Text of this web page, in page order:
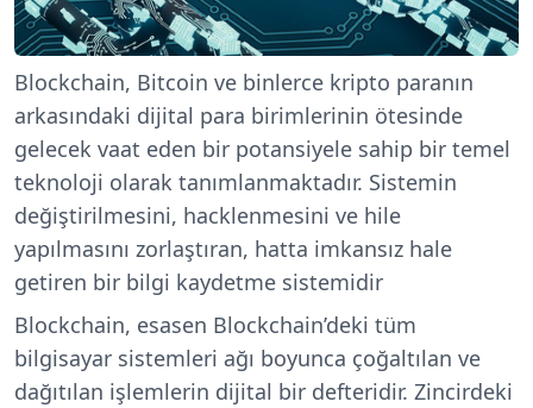
Blockchain, Bitcoin ve binlerce kripto paranın
arkasındaki dijital para birimlerinin ötesinde
gelecek vaat eden bir potansiyele sahip bir temel
teknoloji olarak tanımlanmaktadır. Sistemin
değiştirilmesini, hacklenmesini ve hile
yapılmasını zorlaştıran, hatta imkansız hale
getiren bir bilgi kaydetme sistemidir
Blockchain, esasen Blockchain’deki tüm
bilgisayar sistemleri ağı boyunca çoğaltılan ve
dağıtılan işlemlerin dijital bir defteridir. Zincirdeki